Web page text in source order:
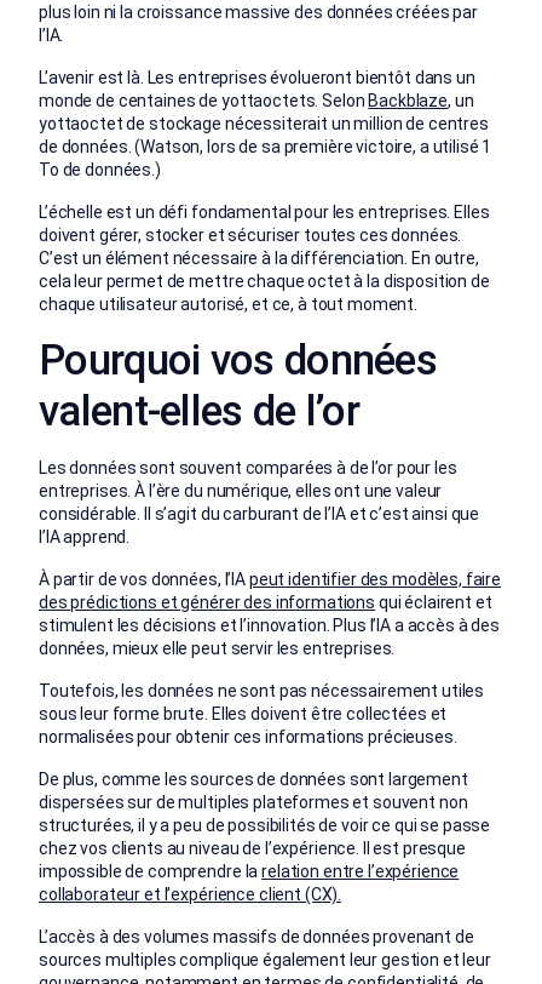
plus loin ni la croissance massive des données créées par
l’IA.
L’avenir est là. Les entreprises évolueront bientôt dans un
monde de centaines de yottaoctets. Selon Backblaze, un
yottaoctet de stockage nécessiterait un million de centres
de données. (Watson, lors de sa première victoire, a utilisé 1
To de données.)
L’échelle est un défi fondamental pour les entreprises. Elles
doivent gérer, stocker et sécuriser toutes ces données.
C’est un élément nécessaire à la différenciation. En outre,
cela leur permet de mettre chaque octet à la disposition de
chaque utilisateur autorisé, et ce, à tout moment.
Pourquoi vos données
valent-elles de l’or
Les données sont souvent comparées à de l’or pour les
entreprises. À l’ère du numérique, elles ont une valeur
considérable. Il s’agit du carburant de l’IA et c’est ainsi que
l’IA apprend.
À partir de vos données, l’IApeut identifier des modèles, faire
des prédictions et générer des informations qui éclairent et
stimulent les décisions et l’innovation. Plus l’IA a accès à des
données, mieux elle peut servir les entreprises.
Toutefois, les données ne sont pas nécessairement utiles
sous leur forme brute. Elles doivent être collectées et
normalisées pour obtenir ces informations précieuses.
De plus, comme les sources de données sont largement
dispersées sur de multiples plateformes et souvent non
structurées, il y a peu de possibilités de voir ce qui se passe
chez vos clients au niveau de l’expérience. Il est presque
impossible de comprendre larelation entre l’expérience
collaborateur et l’expérience client (CX).
L’accès à des volumes massifs de données provenant de
sources multiples complique également leur gestion et leur